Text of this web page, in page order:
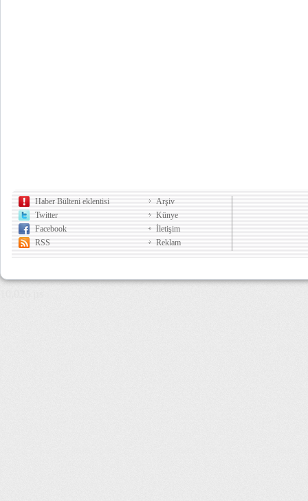
Haber Bülteni eklentisi
Twitter
Facebook
RSS
Arşiv
Künye
İletişim
Reklam